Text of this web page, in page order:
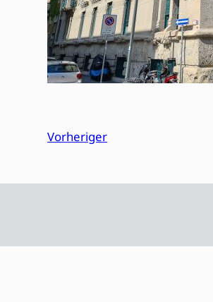
Vorheriger